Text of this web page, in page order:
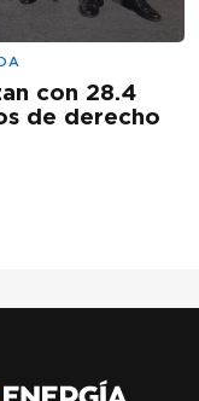
con 28.4
de derecho